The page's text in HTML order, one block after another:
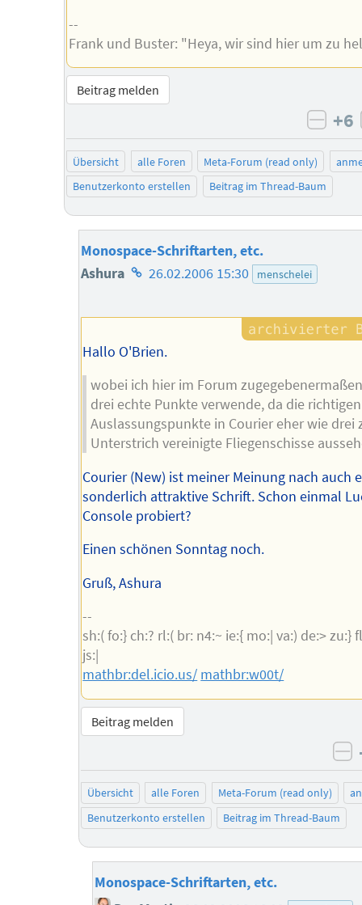
--
Frank und Buster: "Heya, wir sind hier um zu
Beitrag melden
+6
Übersicht alle Foren Meta-Forum (read only)
Benutzerkonto erstellen
Beitrag im Thread-Baum
Monospace-Schriftarten, etc.
Ashura Homepage
Autors
26.02.2006 15:30 menschelei
Hallo O'Brien.
wobei ich hier im Forum
drei echte Punkte verwende, da die richtigen
Auslassungspunkte in Courier eher wie drei
Unterstrich vereinigte Fliegenschisse
Courier (New) ist meiner Meinung nach auch
sonderlich attraktive Schrift. Schon einmal
Console probiert?
Einen schönen Sonntag noch.
Gruß, Ashura
--
sh:( fo:} ch:? rl:( br: n4:~ ie:{ mo:| va:) de:> zu:}
js:|
mathbr:del.icio.us/ mathbr:w00t/
Beitrag melden
Übersicht alle Foren Meta-Forum (read only)
Benutzerkonto erstellen
Beitrag im Thread-Baum
Monospace-Schriftarten, etc.